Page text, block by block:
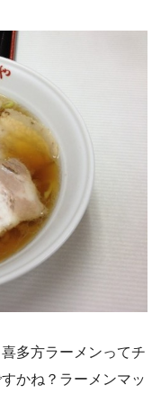
多方ラーメンってチ
かね？ラーメンマッ